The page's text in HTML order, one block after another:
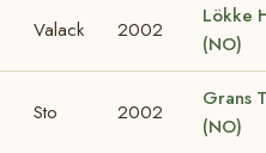
Valack 2002
Lökke
(NO)
Sto 2002
Grans
(NO)